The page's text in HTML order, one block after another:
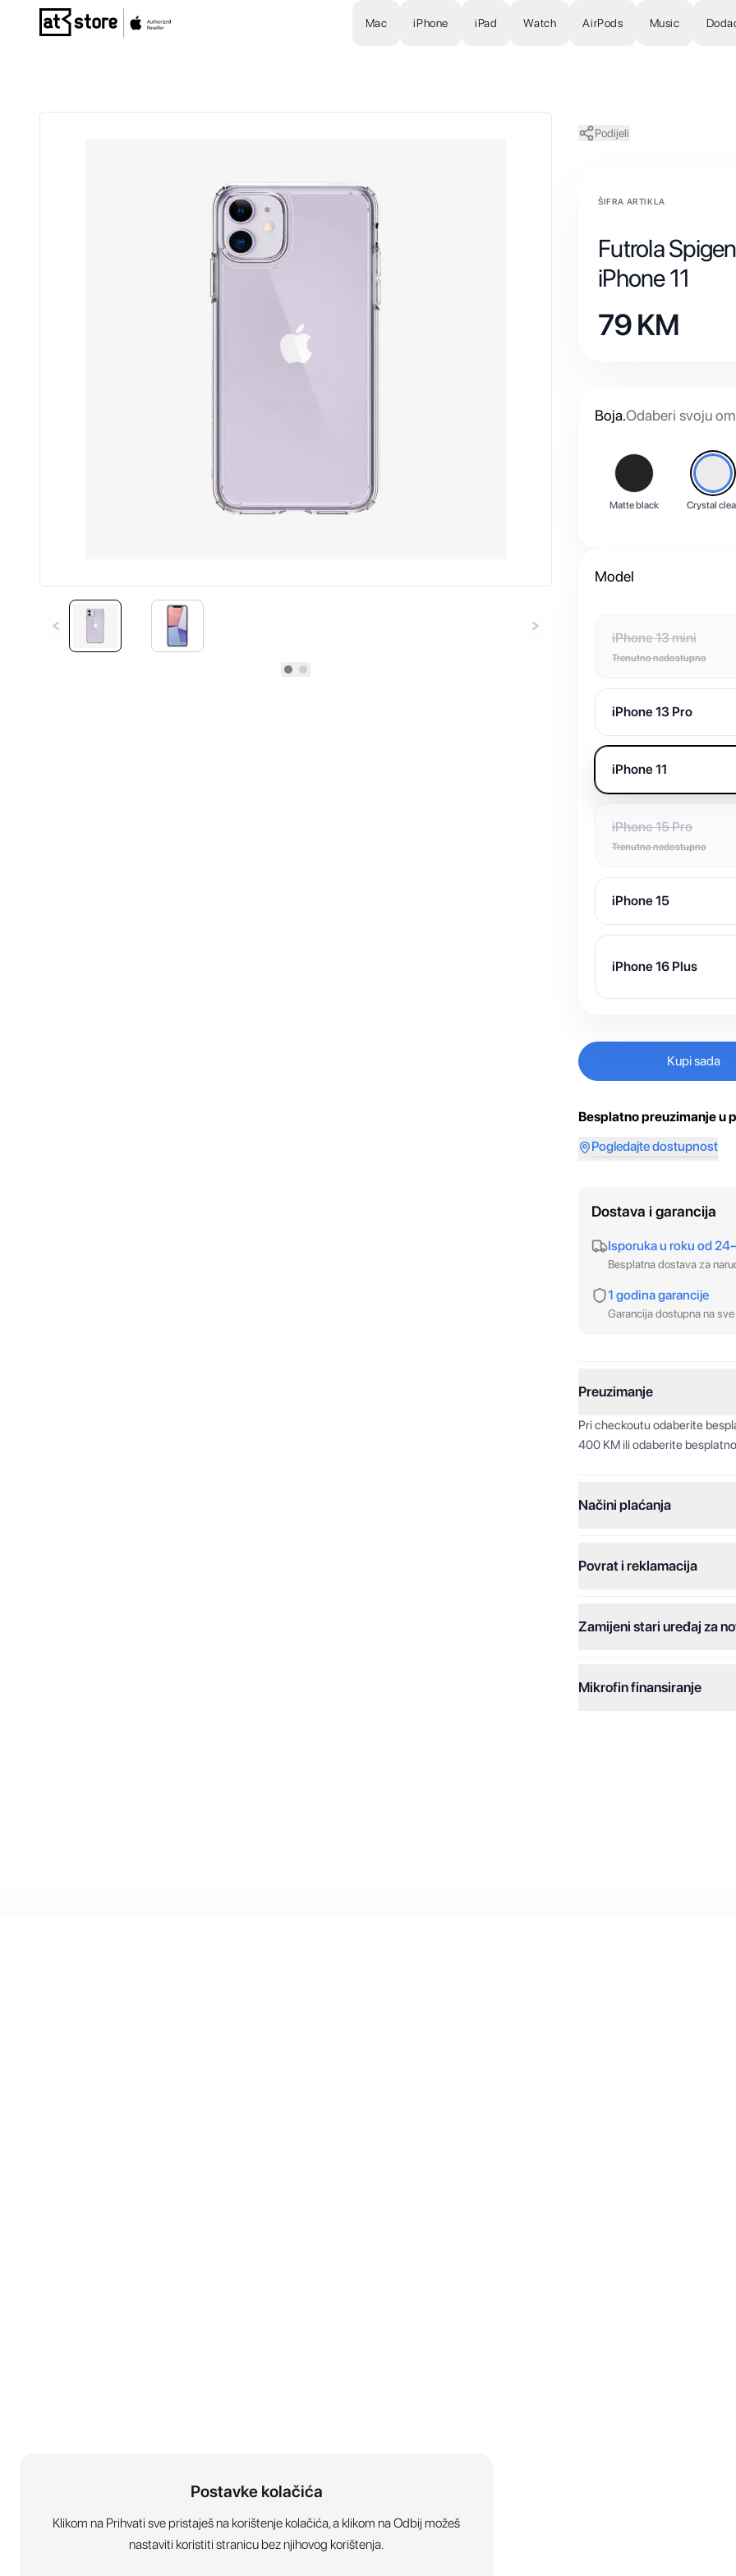
Posjetite početnu stranicu AT Store
Mac iPhone iPad Watch AirPods Music
Podijeli
ŠIFRA ARTIKLA
Futrola
iPhone 11
79KM
Boja.Odaberi svoju
Matte black Crystal
Model
iPhone 13 mini
Trenutno nedostupno
iPhone 13 Pro
iPhone 11
iPhone 15 Pro
Trenutno nedostupno
iPhone 15
iPhone 16 Plus
Kupi sada
Besplatno preuzimanje u
Pogledajte dostupnost
Dostava i garancija
Isporuka u roku od
Besplatna dostava za
1 godina garancije
Garancija dostupna na
Preuzimanje
Pri checkoutu odaberite
400 KM ili odaberite
Načini plaćanja
Jednokratna plaćanja:
Dodatne opcije:
Online plaćanje na rate:
Povrat i reklamacija
Zamijeni stari uređaj za
Mikrofin finansiranje
Postavke kolačića
Klikom na Prihvati sve pristaješ na korištenje kolačića, a klikom na Odbij možeš
nastaviti koristiti stranicu bez njihovog korištenja.